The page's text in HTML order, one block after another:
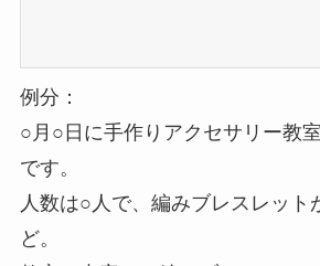
例分：
○月○日に手作りアクセサリー教
です。
人数は○人で、編みブレスレット
ど。